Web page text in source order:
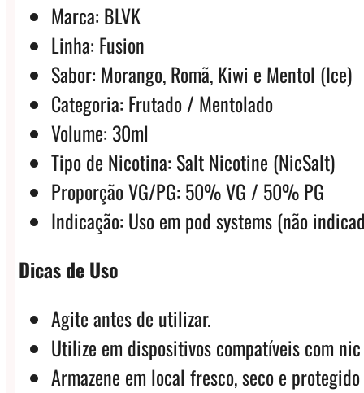
Marca: BLVK
Linha: Fusion
Sabor: Morango, Romã, Kiwi e Mentol (Ice)
Categoria: Frutado / Mentolado
Volume: 30ml
Tipo de Nicotina: Salt Nicotine (NicSalt)
Proporção VG/PG: 50% VG / 50% PG
Indicação: Uso em pod systems (não
Dicas de Uso
Agite antes de utilizar.
Utilize em dispositivos compatíveis com
Armazene em local fresco, seco e